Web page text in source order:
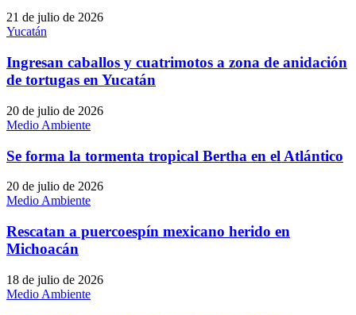
21 de julio de 2026
Yucatán
Ingresan caballos y cuatrimotos a zona de anidación
de tortugas en Yucatán
20 de julio de 2026
Medio Ambiente
Se forma la tormenta tropical Bertha en el Atlántico
20 de julio de 2026
Medio Ambiente
Rescatan a puercoespín mexicano herido en
Michoacán
18 de julio de 2026
Medio Ambiente